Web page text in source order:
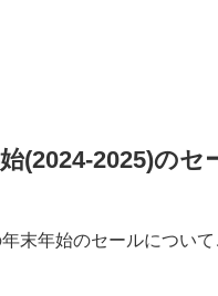
(2024-2025)のセ
末年始のセールについて